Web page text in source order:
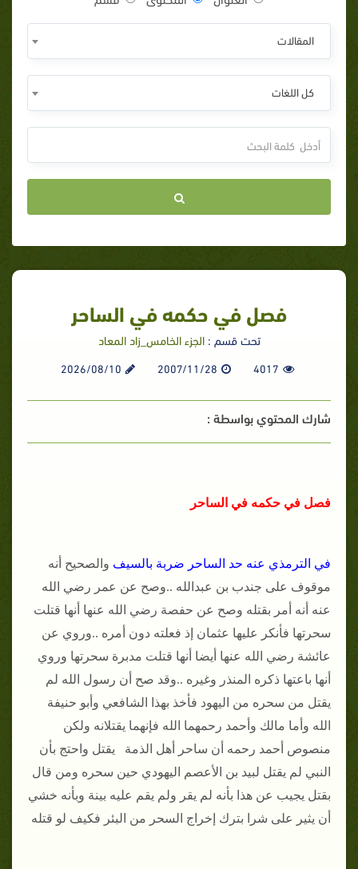
المقالات
كل اللغات
فصل في حكمه في الساحر
تحت قسم :الجزء الخامس_زاد المعاد
4017
2007/11/28
2026/08/10
شارك المحتوي بواسطة :
فصل في حكمه في الساحر
في الترمذي عنه حد الساحر ضربة بالسيف والصحيح أنه
موقوف على جندب بن عبدالله ..وصح عن عمر رضي الله
عنه أنه أمر بقتله وصح عن حفصة رضي الله عنها أنها قتلت
سحرتها فأنكر عليها عثمان إذ فعلته دون أمره ..وروي عن
عائشة رضي الله عنها أيضا أنها قتلت مدبرة سحرتها وروي
أنها باعتها ذكره المنذر وغيره ..وقد صح أن رسول الله لم
يقتل من سحره من اليهود فأخذ بهذا الشافعي وأبو حنيفة
الله وأما مالك وأحمد رحمهما الله فإنهما يقتلانه ولكن
منصوص أحمد رحمه أن ساحر أهل الذمة يقتل واحتج بأن
النبي لم يقتل لبيد بن الأعصم اليهودي حين سحره ومن قال
بقتل يجيب عن هذا بأنه لم يقر ولم يقم عليه بينة وبأنه خشي
أن يثير على شرا بترك إخراج السحر من البئر فكيف لو قتله